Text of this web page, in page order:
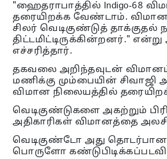
"ஹைதராபாத்தில் Indigo-68
தரையிறக்க வேண்டாம்.
சிலர் வெடிகுண்டுத் தாக்குதல்
திட்டமிட்டிருக்கின்றனர்."
எச்சரித்தார்.
தகவலை அறிந்தவுடன்
மணிக்கு மும்பையின்
விமான நிலையத்தில்
வெடிகுண்டுகளை அகற்றும்
அதிகாரிகள் விமானத்தை
வெடிகுண்டோ அது
பொருளோ